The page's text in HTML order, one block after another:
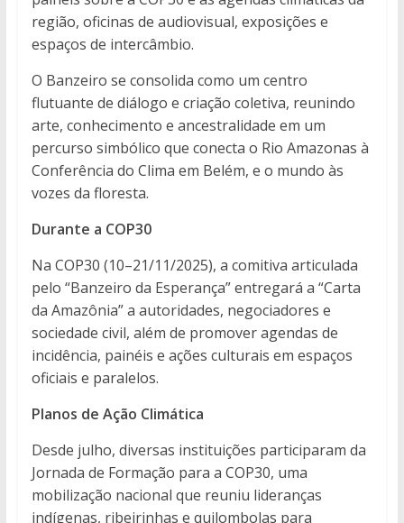
região, oficinas de audiovisual, exposições e
espaços de intercâmbio.
O Banzeiro se consolida como um centro
flutuante de diálogo e criação coletiva, reunindo
arte, conhecimento e ancestralidade em um
percurso simbólico que conecta o Rio Amazonas à
Conferência do Clima em Belém, e o mundo às
vozes da floresta.
Durante a COP30
Na COP30 (10–21/11/2025), a comitiva articulada
pelo “Banzeiro da Esperança” entregará a “Carta
da Amazônia” a autoridades, negociadores e
sociedade civil, além de promover agendas de
incidência, painéis e ações culturais em espaços
oficiais e paralelos.
Planos de Ação Climática
Desde julho, diversas instituições participaram da
Jornada de Formação para a COP30, uma
mobilização nacional que reuniu lideranças
indígenas, ribeirinhas e quilombolas para